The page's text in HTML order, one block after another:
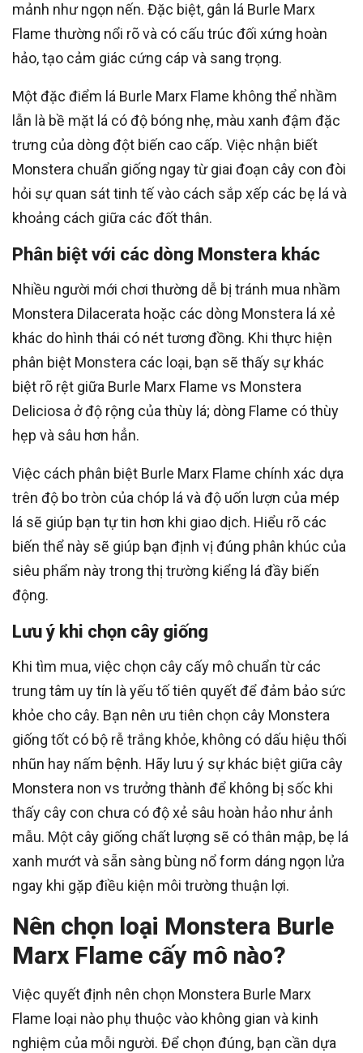
mảnh như ngọn nến. Đặc biệt, gân lá Burle Marx
Flame thường nổi rõ và có cấu trúc đối xứng hoàn
hảo, tạo cảm giác cứng cáp và sang trọng.
Một đặc điểm lá Burle Marx Flame không thể nhầm
lẫn là bề mặt lá có độ bóng nhẹ, màu xanh đậm đặc
trưng của dòng đột biến cao cấp. Việc nhận biết
Monstera chuẩn giống ngay từ giai đoạn cây con đòi
hỏi sự quan sát tinh tế vào cách sắp xếp các bẹ lá và
khoảng cách giữa các đốt thân.
Phân biệt với các dòng Monstera khác
Nhiều người mới chơi thường dễ bị tránh mua nhầm
Monstera Dilacerata hoặc các dòng Monstera lá xẻ
khác do hình thái có nét tương đồng. Khi thực hiện
phân biệt Monstera các loại, bạn sẽ thấy sự khác
biệt rõ rệt giữa Burle Marx Flame vs Monstera
Deliciosa ở độ rộng của thùy lá; dòng Flame có thùy
hẹp và sâu hơn hẳn.
Việc cách phân biệt Burle Marx Flame chính xác dựa
trên độ bo tròn của chóp lá và độ uốn lượn của mép
lá sẽ giúp bạn tự tin hơn khi giao dịch. Hiểu rõ các
biến thể này sẽ giúp bạn định vị đúng phân khúc của
siêu phẩm này trong thị trường kiểng lá đầy biến
động.
Lưu ý khi chọn cây giống
Khi tìm mua, việc chọn cây cấy mô chuẩn từ các
trung tâm uy tín là yếu tố tiên quyết để đảm bảo sức
khỏe cho cây. Bạn nên ưu tiên chọn cây Monstera
giống tốt có bộ rễ trắng khỏe, không có dấu hiệu thối
nhũn hay nấm bệnh. Hãy lưu ý sự khác biệt giữa cây
Monstera non vs trưởng thành để không bị sốc khi
thấy cây con chưa có độ xẻ sâu hoàn hảo như ảnh
mẫu. Một cây giống chất lượng sẽ có thân mập, bẹ lá
xanh mướt và sẵn sàng bùng nổ form dáng ngọn lửa
ngay khi gặp điều kiện môi trường thuận lợi.
Nên chọn loại Monstera Burle
Marx Flame cấy mô nào?
Việc quyết định nên chọn Monstera Burle Marx
Flame loại nào phụ thuộc vào không gian và kinh
nghiệm của mỗi người. Để chọn đúng, bạn cần dựa